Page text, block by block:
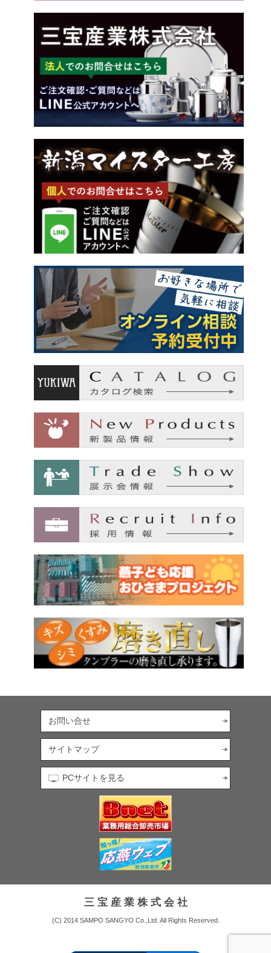
お問い合せ
サイトマップ
PCサイトを見る
三 宝 産 業 株 式 会 社
(C) 2014 SAMPO SANGYO Co.,Ltd. All Rights Reserved.